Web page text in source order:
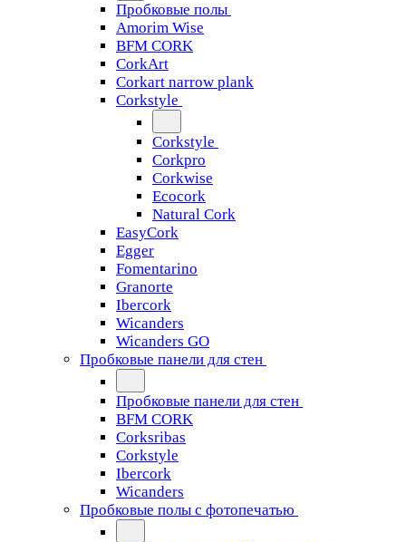
Пробковые полы
Amorim Wise
BFM CORK
CorkArt
Corkart narrow plank
Corkstyle
Corkstyle
Corkpro
Corkwise
Ecocork
Natural Cork
EasyCork
Egger
Fomentarino
Granorte
Ibercork
Wicanders
Wicanders GO
Пробковые панели для стен
Пробковые панели для стен
BFM CORK
Corksribas
Corkstyle
Ibercork
Wicanders
Пробковые полы с фотопечатью